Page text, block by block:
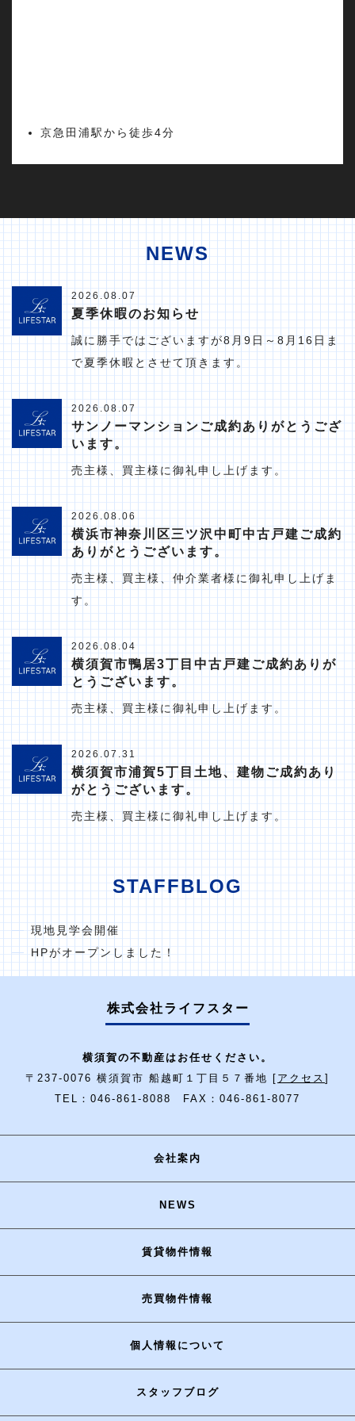
京急田浦駅から徒歩4分
NEWS
2026.08.07
夏季休暇のお知らせ
誠に勝手ではございますが8月9日～8月16日ま
で夏季休暇とさせて頂きます。
2026.08.07
サンノーマンションご成約ありがとうござ
います。
売主様、買主様に御礼申し上げます。
2026.08.06
横浜市神奈川区三ツ沢中町中古戸建ご成約
ありがとうございます。
売主様、買主様、仲介業者様に御礼申し上げま
す。
2026.08.04
横須賀市鴨居3丁目中古戸建ご成約ありが
とうございます。
売主様、買主様に御礼申し上げます。
2026.07.31
横須賀市浦賀5丁目土地、建物ご成約あり
がとうございます。
売主様、買主様に御礼申し上げます。
STAFFBLOG
現地見学会開催
HPがオープンしました！
株式会社ライフスター
横須賀の不動産はお任せください。
〒237-0076 横須賀市 船越町１丁目５７番地 [ アクセス ]
TEL：046-861-8088 FAX：046-861-8077
会社案内
NEWS
賃貸物件情報
売買物件情報
個人情報について
スタッフブログ